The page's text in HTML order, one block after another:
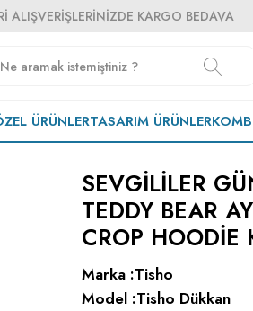
ALIŞVERIŞLERINIZDE KARGO BEDAVA
ÜRÜNLERTASARIM ÜRÜNLER
SEVGILILER
TEDDY BEAR
CROP HOODIE
Marka :Tisho
Model :Tisho Dükkan